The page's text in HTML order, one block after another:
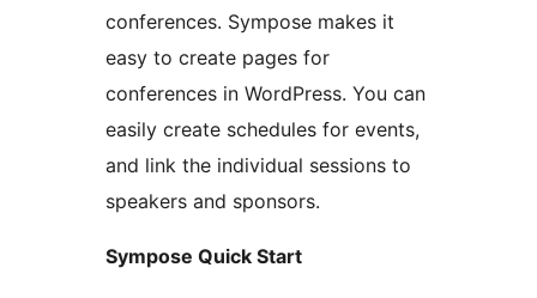
conferences. Sympose makes it
easy to create pages for
conferences in WordPress. You can
easily create schedules for events,
and link the individual sessions to
speakers and sponsors.
Sympose Quick Start